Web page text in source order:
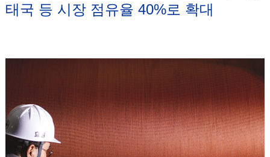
태국 등 시장 점유율 40%로 확대